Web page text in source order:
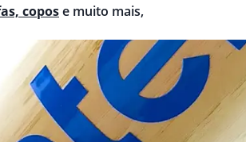
copose muito mais,